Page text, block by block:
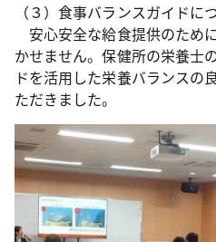
（３）食事バランスガイドに
安心安全な給食提供のため
かせません。保健所の栄養士
ドを活用した栄養バランスの
ただきました。